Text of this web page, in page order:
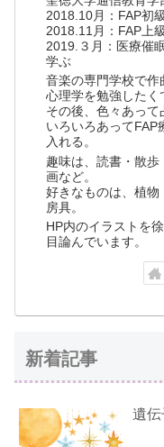
2018.10月：FAP初級
2018.11月：FAP上級
2019.３月：医療催
学ぶ
音楽の専門学校で作
心理学を勉強したく
その後、色々あっ
いろいろあってFAP
入れる。
趣味は、読書・散
画など。
好きなものは、植物
房具。
HP内のイラストを
目論んでいます。
新着記事
遺